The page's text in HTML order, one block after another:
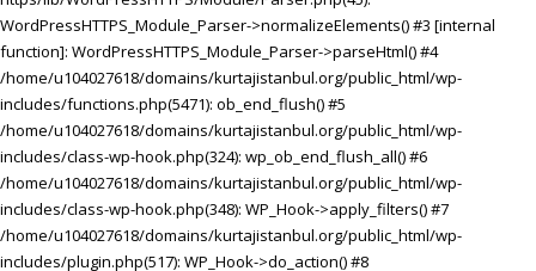
WordPressHTTPS_Module_Parser->normalizeElements() #3 [internal
function]: WordPressHTTPS_Module_Parser->parseHtml() #4
/home/u104027618/domains/kurtajistanbul.org/public_html/wp-
includes/functions.php(5471): ob_end_flush() #5
/home/u104027618/domains/kurtajistanbul.org/public_html/wp-
includes/class-wp-hook.php(324): wp_ob_end_flush_all() #6
/home/u104027618/domains/kurtajistanbul.org/public_html/wp-
includes/class-wp-hook.php(348): WP_Hook->apply_filters() #7
/home/u104027618/domains/kurtajistanbul.org/public_html/wp-
includes/plugin.php(517): WP_Hook->do_action() #8